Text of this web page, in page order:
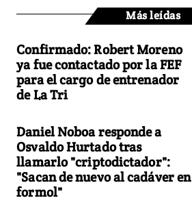
Más leídas
Confirmado: Robert Moreno
ya fue contactado por la FEF
para el cargo de entrenador
de La Tri
Daniel Noboa responde a
Osvaldo Hurtado tras
llamarlo "criptodictador":
"Sacan de nuevo al cadáver en
formol"